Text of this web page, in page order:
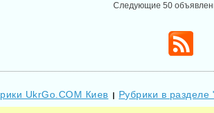
Следующие 50
UkrGo.COM Киев | Рубрики в разделе